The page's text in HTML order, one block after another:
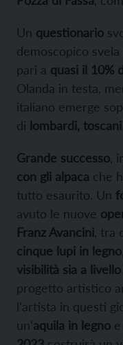
Un questionario
demoscopico
pari a quasi il 10%
Olanda in testa,
italiano emerge
di lombardi,
Grande successo
con gli alpaca che
tutto esaurito. Un
avuto le nuove
Franz Avancini , tra
cinque lupi in legno
visibilità sia a
progetto artistico
l’artista in questi
un’aquila in legno